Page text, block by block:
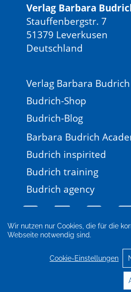
Wir nutzen nur Cookies, die für die
Webseite notwendig sind.
Cookie-Einstellungen
Verlag Barbara
Stauffenbergstr. 7
51379 Leverkusen
Deutschland
Verlag Barbara Budrich
Budrich-Shop
Budrich-Blog
Barbara Budrich
Budrich inspirited
Budrich training
Budrich agency
Impressum
Datenschutz
Cookie-
© 2026 Verlag